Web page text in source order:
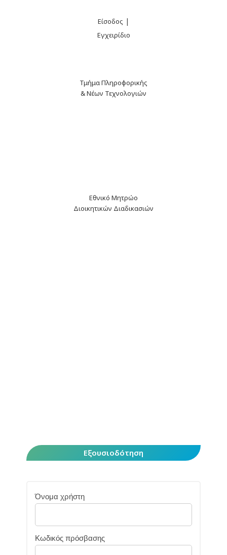
Είσοδος |
Εγχειρίδιο
Τμήμα Πληροφορικής
& Νέων Τεχνολογιών
Εθνικό Μητρώο
Διοικητικών Διαδικασιών
Εξουσιοδότηση
Όνομα χρήστη
Κωδικός πρόσβασης